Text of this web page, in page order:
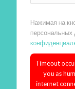
Нажимая на
персональных
Timeout
you as
internet